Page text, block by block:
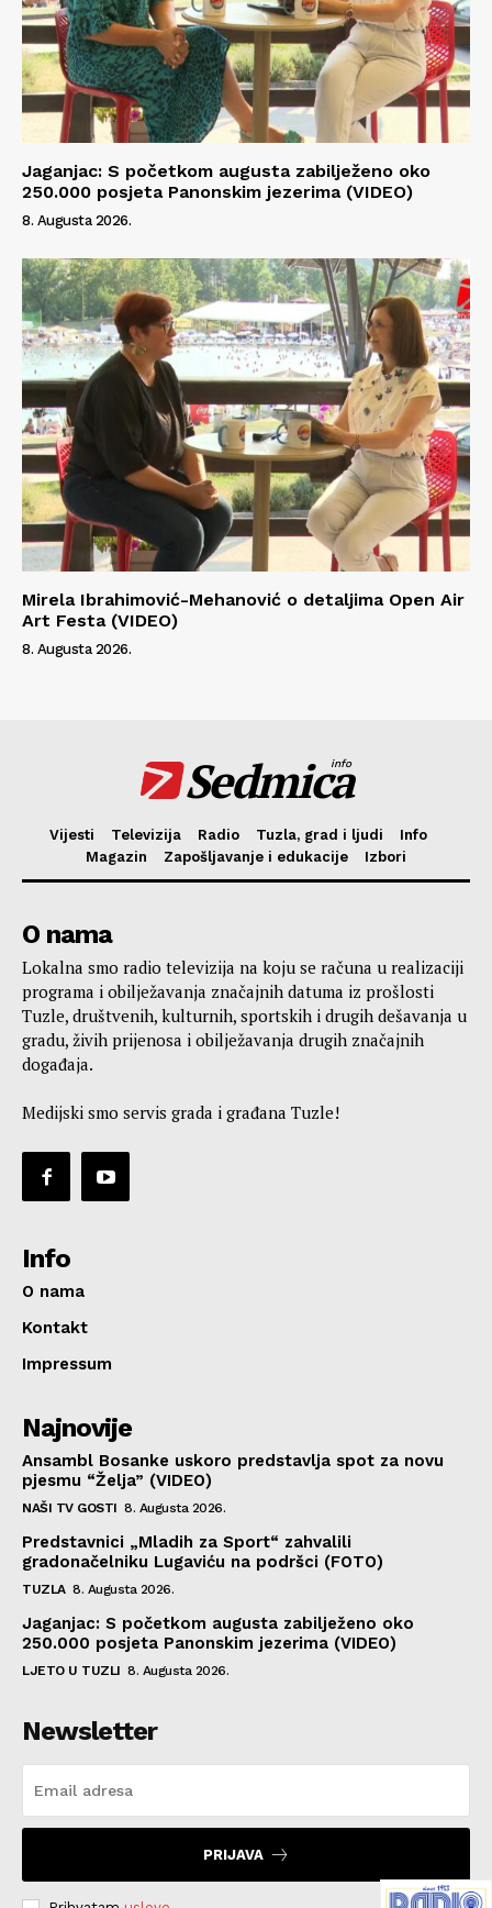
Jaganjac: S početkom augusta zabilježeno oko
250.000 posjeta Panonskim jezerima (VIDEO)
8. Augusta 2026.
Mirela Ibrahimović-Mehanović o detaljima Open Air
Art Festa (VIDEO)
8. Augusta 2026.
Sedmica
info
Vijesti Televizija Radio Tuzla, grad i ljudi
Info
Magazin
Zapošljavanje i edukacije Izbori
O nama
Lokalna smo radio televizija na koju se računa u realizaciji
programa i obilježavanja značajnih datuma iz prošlosti
Tuzle, društvenih, kulturnih, sportskih i drugih dešavanja u
gradu, živih prijenosa i obilježavanja drugih značajnih
događaja.
Medijski smo servis grada i građana Tuzle!
Info
O nama
Kontakt
Impressum
Najnovije
Ansambl Bosanke uskoro predstavlja spot za novu
pjesmu “Želja” (VIDEO)
NAŠI TV GOSTI 8. Augusta 2026.
Predstavnici „Mladih za Sport“ zahvalili
gradonačelniku Lugaviću na podršci (FOTO)
TUZLA 8. Augusta 2026.
Jaganjac: S početkom augusta zabilježeno oko
250.000 posjeta Panonskim jezerima (VIDEO)
LJETO U TUZLI 8. Augusta 2026.
Newsletter
PRIJAVA